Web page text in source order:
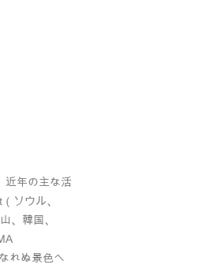
近年の主な活
ソウル、
、韓国、
れぬ景色へ